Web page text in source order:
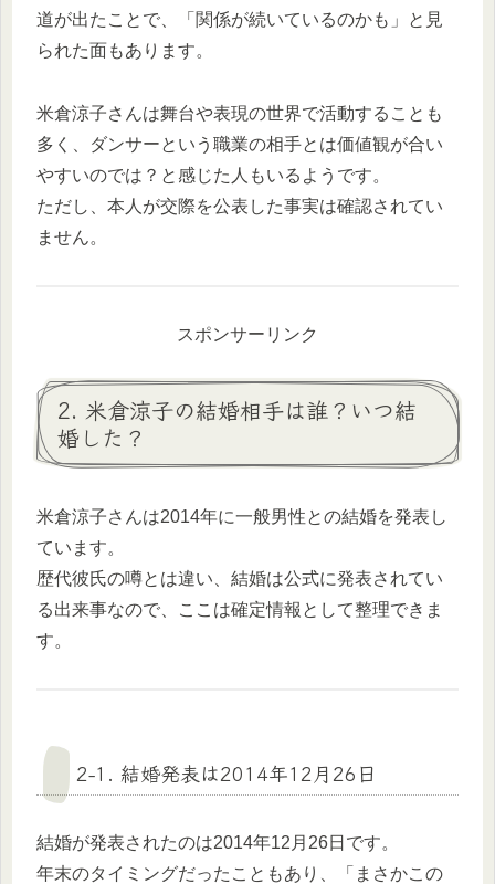
道が出たことで、「関係が続いているのかも」と見
られた面もあります。
米倉涼子さんは舞台や表現の世界で活動することも
多く、ダンサーという職業の相手とは価値観が合い
やすいのでは？と感じた人もいるようです。
ただし、本人が交際を公表した事実は確認されてい
ません。
スポンサーリンク
2. 米倉涼子の結婚相手は誰？いつ結
婚した？
米倉涼子さんは2014年に一般男性との結婚を発表し
ています。
歴代彼氏の噂とは違い、結婚は公式に発表されてい
る出来事なので、ここは確定情報として整理できま
す。
2-1. 結婚発表は2014年12月26日
結婚が発表されたのは2014年12月26日です。
年末のタイミングだったこともあり、「まさかこの